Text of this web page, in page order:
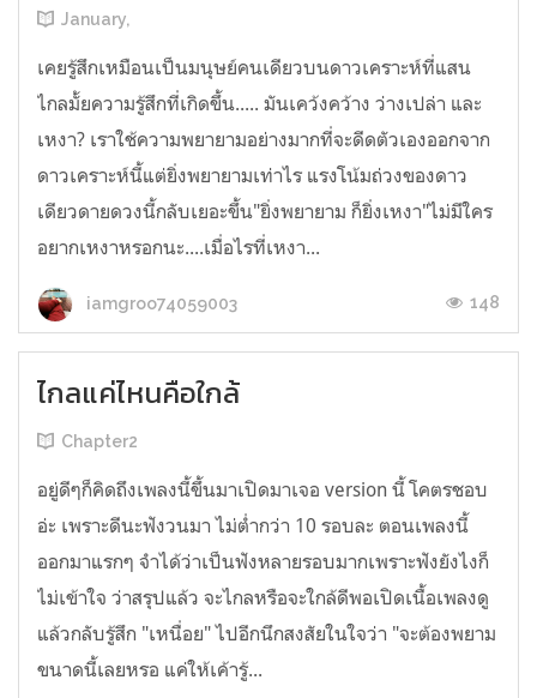
January,
เคยรู้สึกเหมือนเป็นมนุษย์คนเดียวบนดาวเคราะห์ที่แสน
ไกลมั้ยความรู้สึกที่เกิดขึ้น..... มันเคว้งคว้าง ว่างเปล่า และ
เหงา? เราใช้ความพยายามอย่างมากที่จะดีดตัวเองออกจาก
ดาวเคราะห์นี้แต่ยิ่งพยายามเท่าไร แรงโน้มถ่วงของดาว
เดียวดายดวงนี้กลับเยอะขึ้น"ยิ่งพยายาม ก็ยิ่งเหงา"ไม่มีใคร
อยากเหงาหรอกนะ....เมื่อไรที่เหงา...
iamgroo74059003 148
ไกลแค่ไหนคือใกล้
Chapter2
อยู่ดีๆก็คิดถึงเพลงนี้ขึ้นมาเปิดมาเจอ version นี้ โคตรชอบ
อ่ะ เพราะดีนะฟังวนมา ไม่ต่ำกว่า 10 รอบละ ตอนเพลงนี้
ออกมาแรกๆ จำได้ว่าเป็นฟังหลายรอบมากเพราะฟังยังไงก็
ไม่เข้าใจ ว่าสรุปแล้ว จะไกลหรือจะใกล้ดีพอเปิดเนื้อเพลงดู
แล้วกลับรู้สึก "เหนื่อย" ไปอีกนึกสงสัยในใจว่า "จะต้องพยาม
ขนาดนี้เลยหรอ แค่ให้เค้ารู้...